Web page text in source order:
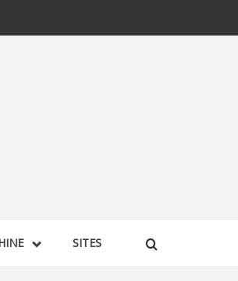
SITES